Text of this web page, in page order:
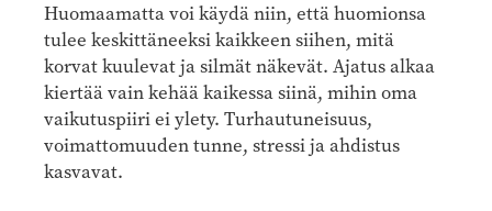
Huomaamatta voi käydä niin, että huomionsa
tulee keskittäneeksi kaikkeen siihen, mitä
korvat kuulevat ja silmät näkevät. Ajatus alkaa
kiertää vain kehää kaikessa siinä, mihin oma
vaikutuspiiri ei ylety. Turhautuneisuus,
voimattomuuden tunne, stressi ja ahdistus
kasvavat.